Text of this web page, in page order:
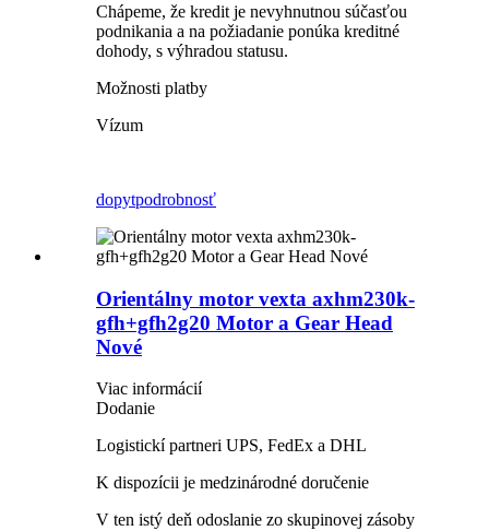
Chápeme, že kredit je nevyhnutnou súčasťou
podnikania a na požiadanie ponúka kreditné
dohody, s výhradou statusu.
Možnosti platby
Vízum
dopytpodrobnosť
Orientálny motor vexta axhm230k-
gfh+gfh2g20 Motor a Gear Head
Nové
Viac informácií
Dodanie
Logistickí partneri UPS, FedEx a DHL
K dispozícii je medzinárodné doručenie
V ten istý deň odoslanie zo skupinovej zásoby